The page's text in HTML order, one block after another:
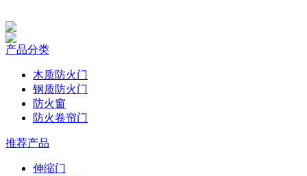
产品分类
木质防火门
钢质防火门
防火窗
防火卷帘门
推荐产品
伸缩门